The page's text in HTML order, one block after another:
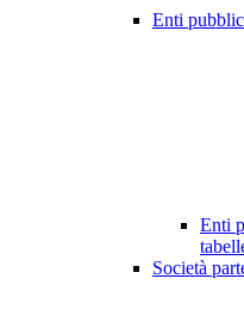
Enti
Enti
Società